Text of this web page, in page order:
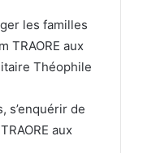
les familles
TRAORE aux
Théophile
s’enquérir de
aux